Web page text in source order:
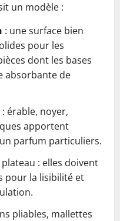
un modèle :
: une surface bien
pour les
dont les bases
absorbante de
érable, noyer,
apportent
parfum particuliers.
: elles doivent
pour la lisibilité et
pliables, mallettes